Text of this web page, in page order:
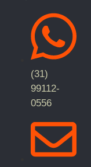
(31)
99112-
0556